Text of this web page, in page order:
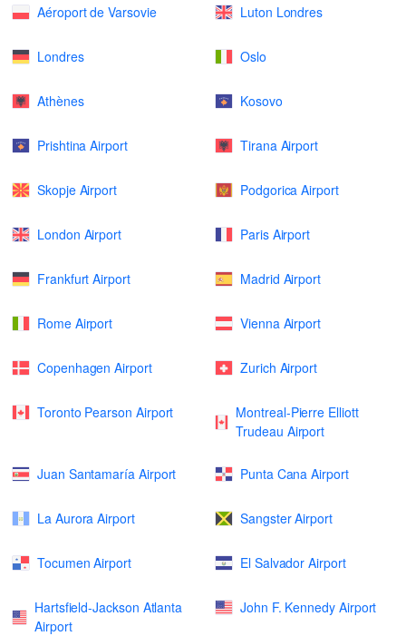
Aéroport de Varsovie Luton Londres
Londres Oslo
Athènes Kosovo
Prishtina Airport Tirana Airport
Skopje Airport Podgorica Airport
London Airport Paris Airport
Frankfurt Airport Madrid Airport
Rome Airport Vienna Airport
Copenhagen Airport Zurich Airport
Toronto Pearson Airport
Montreal-Pierre Elliott
Trudeau Airport
Juan Santamaría Airport Punta Cana Airport
La Aurora Airport Sangster Airport
Tocumen Airport El Salvador Airport
Hartsfield-Jackson Atlanta
Airport
John F. Kennedy Airport